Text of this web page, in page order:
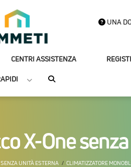
UNA
CENTRI ASSISTENZA
X-One
UNITÀ ESTERNA CLIMATIZZATORE